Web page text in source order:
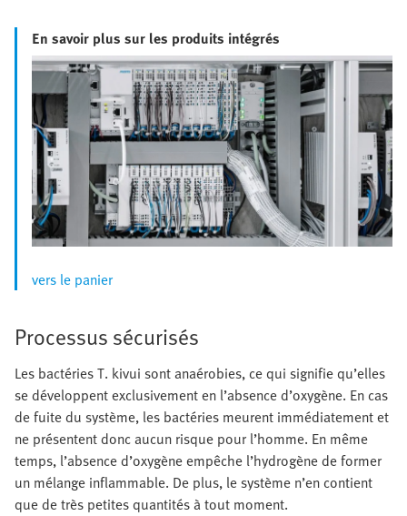
En savoir plus sur les produits intégrés
vers le panier
Processus sécurisés
Les bactéries T. kivui sont anaérobies, ce qui signifie qu’elles
se développent exclusivement en l’absence d’oxygène. En cas
de fuite du système, les bactéries meurent immédiatement et
ne présentent donc aucun risque pour l’homme. En même
temps, l’absence d’oxygène empêche l’hydrogène de former
un mélange inflammable. De plus, le système n’en contient
que de très petites quantités à tout moment.